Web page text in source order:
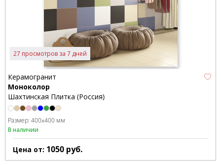
27 просмотров за 7 дней
Керамогранит
Моноколор
Шахтинская Плитка (Россия)
Размер: 400x400 мм
В наличии
Цена от: 1050 руб.